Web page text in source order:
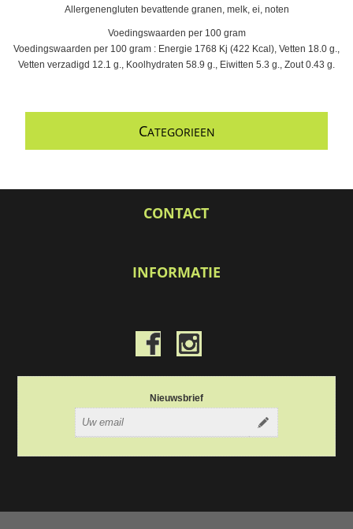
Allergenengluten bevattende granen, melk, ei, noten
Voedingswaarden per 100 gram
Voedingswaarden per 100 gram : Energie 1768 Kj (422 Kcal), Vetten 18.0 g.,
Vetten verzadigd 12.1 g., Koolhydraten 58.9 g., Eiwitten 5.3 g., Zout 0.43 g.
CATEGORIEEN
CONTACT
INFORMATIE
Nieuwsbrief